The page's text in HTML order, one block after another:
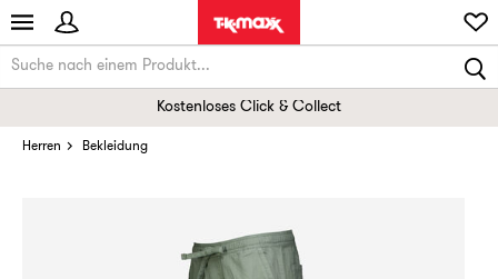
Kostenloses Click & Collect
Herren Bekleidung